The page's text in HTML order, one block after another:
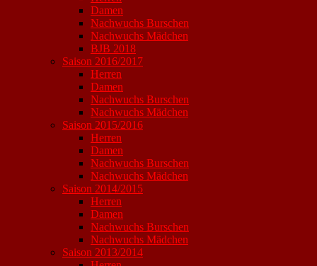
Damen
Nachwuchs Burschen
Nachwuchs Mädchen
BJB 2018
Saison 2016/2017
Herren
Damen
Nachwuchs Burschen
Nachwuchs Mädchen
Saison 2015/2016
Herren
Damen
Nachwuchs Burschen
Nachwuchs Mädchen
Saison 2014/2015
Herren
Damen
Nachwuchs Burschen
Nachwuchs Mädchen
Saison 2013/2014